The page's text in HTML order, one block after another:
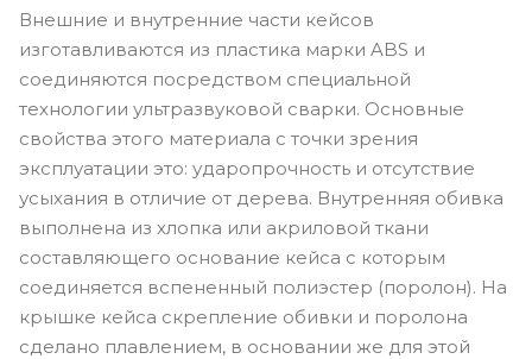
Внешние и внутренние части кейсов
изготавливаются из пластика марки ABS и
соединяются посредством специальной
технологии ультразвуковой сварки. Основные
свойства этого материала с точки зрения
эксплуатации это: ударопрочность и отсутствие
усыхания в отличие от дерева. Внутренняя обивка
выполнена из хлопка или акриловой ткани
составляющего основание кейса с которым
соединяется вспененный полиэстер (поролон). На
крышке кейса скрепление обивки и поролона
сделано плавлением, в основании же для этой